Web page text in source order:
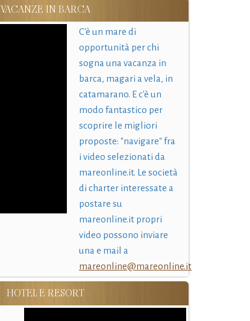
VACANZE IN BARCA
C'è un mare di
opportunità per chi
sogna una vacanza in
barca, magari a vela, in
catamarano. E c'è un
modo fantastico per
scoprire le migliori
proposte: "navigare" fra
i video selezionati da
mareonline.it. Le società
di charter interessate a
postare su
mareonline.it propri
video possono inviare
una e mail a
mareonline@mareonline.it
HOTEL E RESORT